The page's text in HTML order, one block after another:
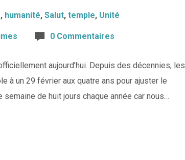
, humanité, Salut, temple, Unité
0 Commentaires
aujourd’hui. Depuis des décennies, les
à un 29 février aux quatre ans pour ajuster le
semaine de huit jours chaque année car nous…